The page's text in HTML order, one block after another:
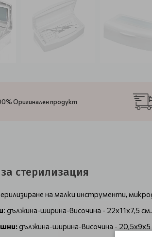
Оригинален продукт
стерилизация
на малки инструменти,
: дължина-ширина-височина - 22x11x7,5 см.
дължина-ширина-височина - 20,5x9x5